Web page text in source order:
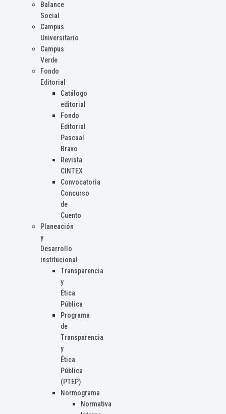
Balance
Social
Campus
Universitario
Campus
Verde
Fondo
Editorial
Catálogo
editorial
Fondo
Editorial
Pascual
Bravo
Revista
CINTEX
Convocatoria
Concurso
de
Cuento
Planeación
y
Desarrollo
institucional
Transparencia
y
Ética
Pública
Programa
de
Transparencia
y
Ética
Pública
(PTEP)
Normograma
Normativa